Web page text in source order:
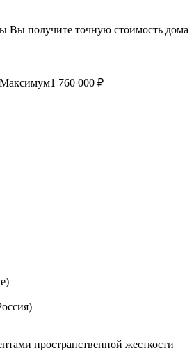
Вы получите точную стоимость дома
Максимум1 760 000 ₽
пространственной жесткости